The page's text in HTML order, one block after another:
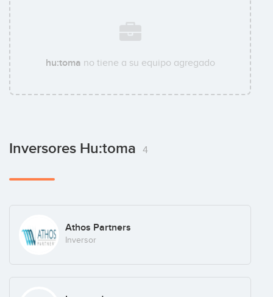
hu:toma no tiene a su equipo agregado
Inversores Hu:toma 4
Athos Partners
Inversor